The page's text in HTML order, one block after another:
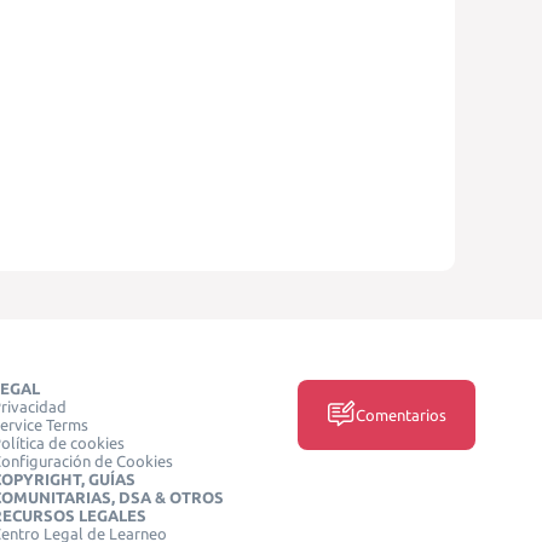
Terms
de cookies
de Cookies
GUÍAS
DSA & OTROS
LEGALES
Legal de Learneo
Comentarios